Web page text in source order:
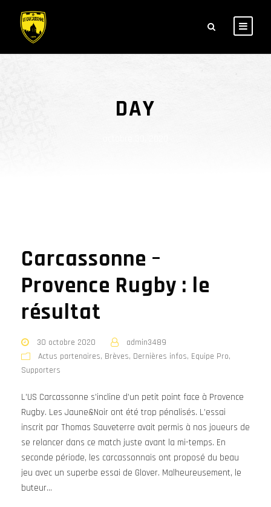
DAY
Carcassonne –
Provence Rugby : le
résultat
30 octobre 2020
admin3489
Actus partenaires, Brèves, Dernières infos, Equipe Pro,
Supporters
L’US Carcassonne s’incline d’un petit point face à Provence
Rugby. Les Jaune&Noir ont été trop pénalisés. L’essai
inscrit par Thomas Sauveterre avait permis à nos joueurs de
se relancer dans ce match juste avant la mi-temps. En
seconde période, les carcassonnais ont proposé du beau
jeu avec un superbe essai de Glover. Malheureusement, le
buteur...